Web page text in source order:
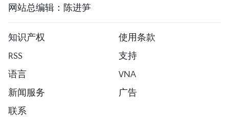
网站总编辑：陈进笋
知识产权
使用条款
RSS
支持
语言
VNA
新闻服务
广告
联系